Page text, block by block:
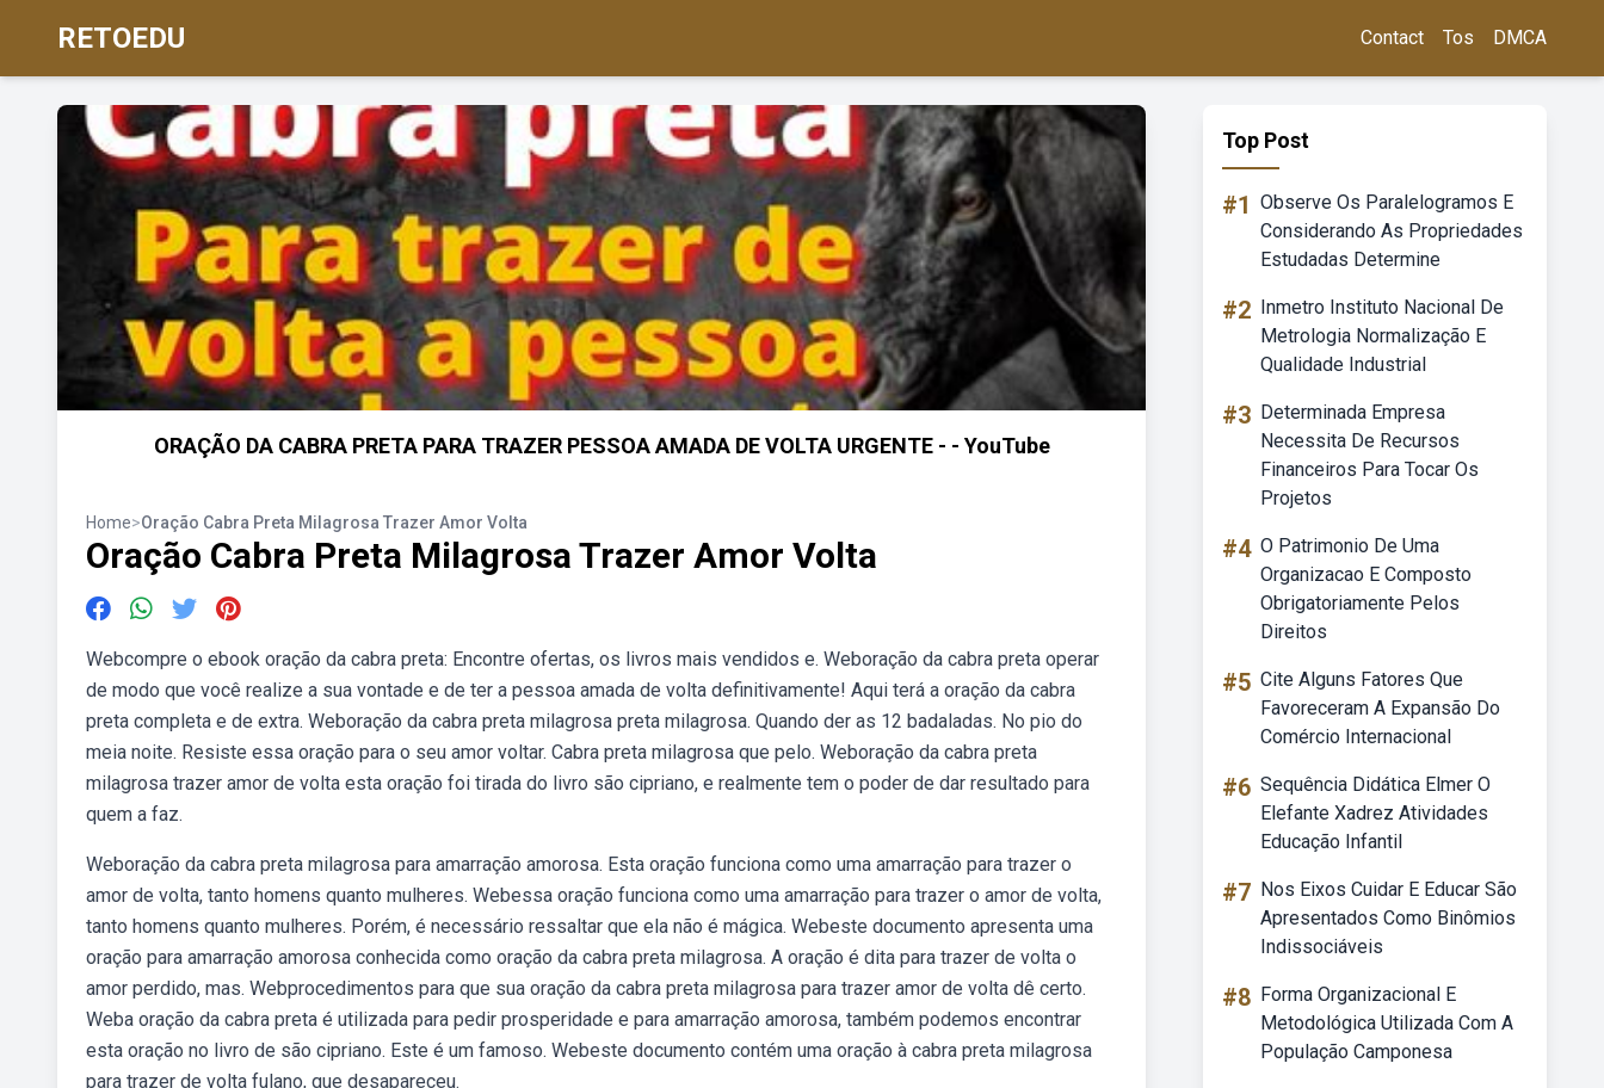
RETOEDU Contact Tos DMCA
ORAÇÃO DA CABRA PRETA PARA TRAZER PESSOA AMADA DE VOLTA URGENTE - - YouTube
Home>Oração Cabra Preta Milagrosa Trazer Amor Volta
Oração Cabra Preta Milagrosa Trazer Amor Volta
Webcompre o ebook oração da cabra preta: Encontre ofertas, os livros mais vendidos e. Weboração da cabra preta operar
de modo que você realize a sua vontade e de ter a pessoa amada de volta definitivamente! Aqui terá a oração da cabra
preta completa e de extra. Weboração da cabra preta milagrosa preta milagrosa. Quando der as 12 badaladas. No pio do
meia noite. Resiste essa oração para o seu amor voltar. Cabra preta milagrosa que pelo. Weboração da cabra preta
milagrosa trazer amor de volta esta oração foi tirada do livro são cipriano, e realmente tem o poder de dar resultado para
quem a faz.
Weboração da cabra preta milagrosa para amarração amorosa. Esta oração funciona como uma amarração para trazer o
amor de volta, tanto homens quanto mulheres. Webessa oração funciona como uma amarração para trazer o amor de volta,
tanto homens quanto mulheres. Porém, é necessário ressaltar que ela não é mágica. Webeste documento apresenta uma
oração para amarração amorosa conhecida como oração da cabra preta milagrosa. A oração é dita para trazer de volta o
amor perdido, mas. Webprocedimentos para que sua oração da cabra preta milagrosa para trazer amor de volta dê certo.
Weba oração da cabra preta é utilizada para pedir prosperidade e para amarração amorosa, também podemos encontrar
esta oração no livro de são cipriano. Este é um famoso. Webeste documento contém uma oração à cabra preta milagrosa
para trazer de volta fulano, que desapareceu.
Top Post
#1 Observe Os Paralelogramos E
Considerando As Propriedades
Estudadas Determine
#2 Inmetro Instituto Nacional De
Metrologia Normalização E
Qualidade Industrial
#3 Determinada Empresa
Necessita De Recursos
Financeiros Para Tocar Os
Projetos
#4 O Patrimonio De Uma
Organizacao E Composto
Obrigatoriamente Pelos
Direitos
#5 Cite Alguns Fatores Que
Favoreceram A Expansão Do
Comércio Internacional
#6 Sequência Didática Elmer O
Elefante Xadrez Atividades
Educação Infantil
#7 Nos Eixos Cuidar E Educar São
Apresentados Como Binômios
Indissociáveis
#8 Forma Organizacional E
Metodológica Utilizada Com A
População Camponesa